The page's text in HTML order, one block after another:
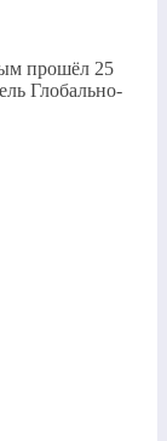
прошёл 25
Глобально-